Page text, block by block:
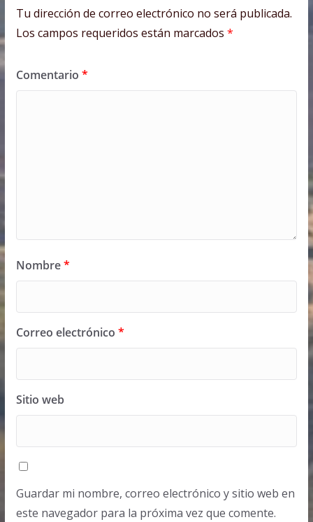
Tu dirección de correo electrónico no será publicada.
Los campos requeridos están marcados *
Comentario *
Nombre*
Correo electrónico *
Sitio web
Guardar mi nombre, correo electrónico y sitio web en
este navegador para la próxima vez que comente.